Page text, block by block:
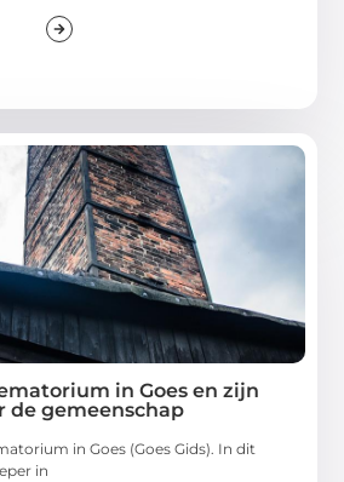
in Goes en zijn
de gemeenschap
in Goes (Goes Gids). In dit
in